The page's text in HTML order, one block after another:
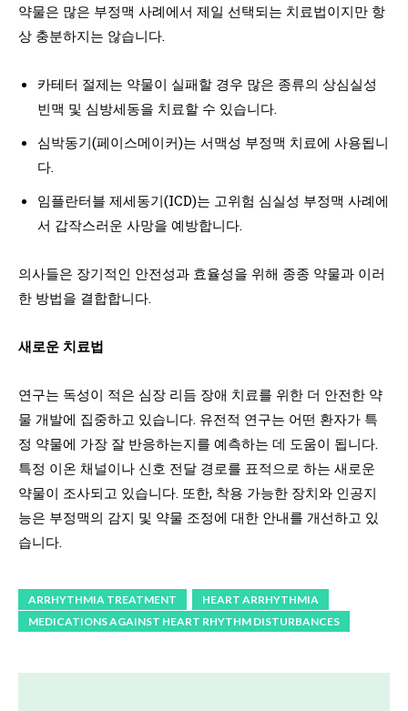
약물은 많은 부정맥 사례에서 제일 선택되는 치료법이지만 항
상 충분하지는 않습니다.
카테터 절제는 약물이 실패할 경우 많은 종류의 상심실성
빈맥 및 심방세동을 치료할 수 있습니다.
심박동기(페이스메이커)는 서맥성 부정맥 치료에 사용됩니
다.
임플란터블 제세동기(ICD)는 고위험 심실성 부정맥 사례에
서 갑작스러운 사망을 예방합니다.
의사들은 장기적인 안전성과 효율성을 위해 종종 약물과 이러
한 방법을 결합합니다.
새로운 치료법
연구는 독성이 적은 심장 리듬 장애 치료를 위한 더 안전한 약
물 개발에 집중하고 있습니다. 유전적 연구는 어떤 환자가 특
정 약물에 가장 잘 반응하는지를 예측하는 데 도움이 됩니다.
특정 이온 채널이나 신호 전달 경로를 표적으로 하는 새로운
약물이 조사되고 있습니다. 또한, 착용 가능한 장치와 인공지
능은 부정맥의 감지 및 약물 조정에 대한 안내를 개선하고 있
습니다.
ARRHYTHMIA TREATMENT
HEART ARRHYTHMIA
MEDICATIONS AGAINST HEART RHYTHM DISTURBANCES